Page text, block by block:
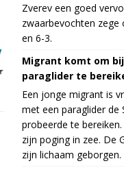
Zverev een goed
zwaarbevochten
en 6-3.
Migrant komt om
paraglider te
Een jonge migrant is
met een paraglider de
probeerde te
zijn poging in zee. De
zijn lichaam geborgen.